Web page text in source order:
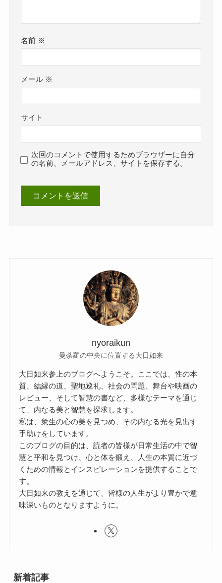
名前 ※
メール ※
サイト
次回のコメントで使用するためブラウザーに自分
の名前、メールアドレス、サイトを保存する。
nyoraikun
曼荼羅の中央に位置する大日如来
大日如来参上のブログへようこそ。ここでは、性の本
質、結縁の道、聖地巡礼、社会の問題、舞台や映画の
レビュー、そして智慧の書など、多様なテーマを通じ
て、内なる美と智慧を探求します。
私は、衆生の心の美を見つめ、その内なる光を見出す
手助けをしています。
このブログの目的は、読者の皆様が日常生活の中で智
慧と平和を見つけ、心と体を鍛え、人生の本質に近づ
くための情報とインスピレーションを提供することで
す。
大日如来の教えを通じて、皆様の人生がより豊かで意
味深いものとなりますように。
新着記事